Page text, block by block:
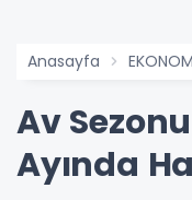
Anasayfa
Av
Ayında